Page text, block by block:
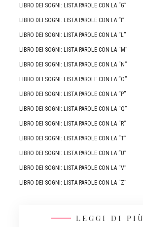
LIBRO DEI SOGNI: LISTA PAROLE CON LA “G”
LIBRO DEI SOGNI: LISTA PAROLE CON LA “I”
LIBRO DEI SOGNI: LISTA PAROLE CON LA “L”
LIBRO DEI SOGNI: LISTA PAROLE CON LA “M”
LIBRO DEI SOGNI: LISTA PAROLE CON LA “N”
LIBRO DEI SOGNI: LISTA PAROLE CON LA “O”
LIBRO DEI SOGNI: LISTA PAROLE CON LA “P”
LIBRO DEI SOGNI: LISTA PAROLE CON LA “Q”
LIBRO DEI SOGNI: LISTA PAROLE CON LA “R”
LIBRO DEI SOGNI: LISTA PAROLE CON LA “T”
LIBRO DEI SOGNI: LISTA PAROLE CON LA “U”
LIBRO DEI SOGNI: LISTA PAROLE CON LA “V”
LIBRO DEI SOGNI: LISTA PAROLE CON LA “Z”
LEGGI DI PIÙ